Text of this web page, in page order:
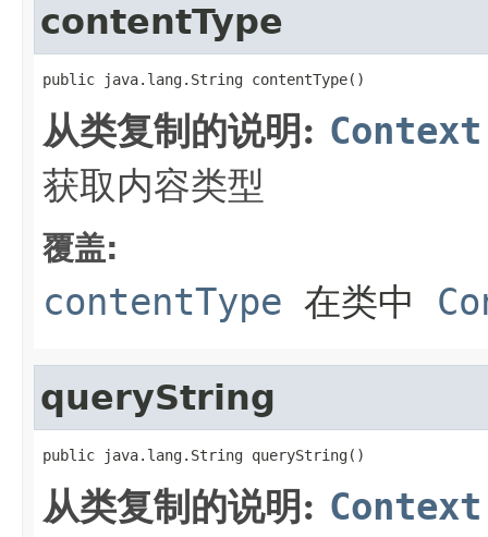
contentType
public java.lang.String contentType()
从类复制的说明: Context
获取内容类型
覆盖:
contentType 在类中
queryString
public java.lang.String queryString()
从类复制的说明: Context